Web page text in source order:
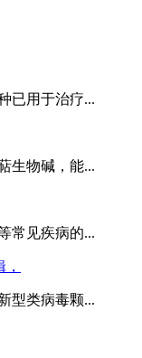
已用于治疗...
生物碱，能...
常见疾病的...
型类病毒颗...